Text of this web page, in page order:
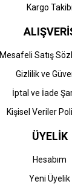
Kargo Takibi
Mesafeli Satış
Gizlilik ve
İptal ve İade
Kişisel Veriler
ÜYELİK
Hesabım
Yeni Üyelik